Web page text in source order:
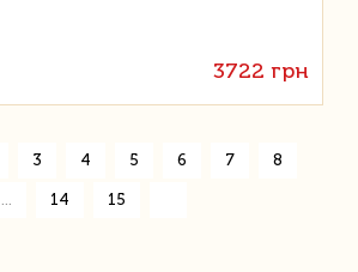
3722 грн
3 4 5 6 7 8
14 15